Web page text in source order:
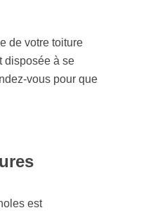
de votre toiture
disposée à se
vous pour que
est